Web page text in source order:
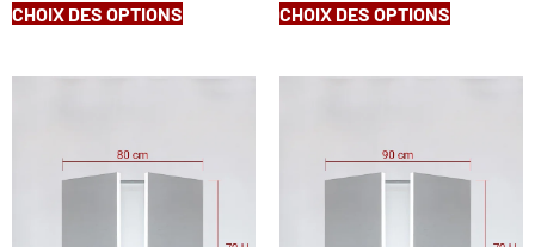
CHOIX DES OPTIONS CHOIX DES OPTIONS